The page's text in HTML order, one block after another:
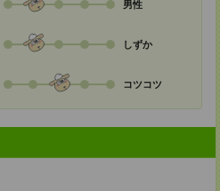
男性
しずか
コツコツ